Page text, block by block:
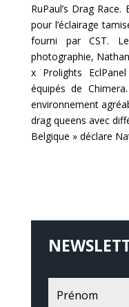
RuPaul’s Drag
pour l’éclairage
fourni par CST.
photographie,
x Prolights
équipés de
environnement
drag queens avec
Belgique » déclare